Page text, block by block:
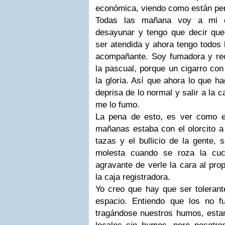
económica, viendo como están
Todas las mañana voy a mi
desayunar y tengo que decir
ser atendida y ahora tengo
acompañante. Soy fumadora y
la pascual, porque un cigarro
la gloria. Así que ahora lo que
deprisa de lo normal y salir a la
me lo fumo.
La pena de esto, es ver como
mañanas estaba con el olorcito
tazas y el bullicio de la gente,
molesta cuando se roza la
agravante de verle la cara al
la caja registradora.
Yo creo que hay que ser
espacio. Entiendo que los no
tragándose nuestros humos,